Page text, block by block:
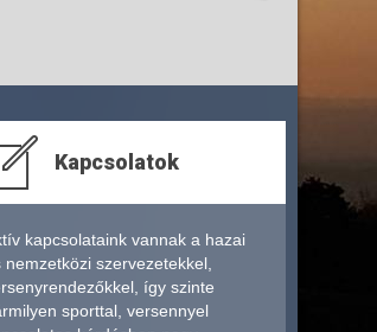
Kapcsolatok
kapcsolataink vannak a hazai
nemzetközi szervezetekkel,
így szinte
sporttal, versennyel